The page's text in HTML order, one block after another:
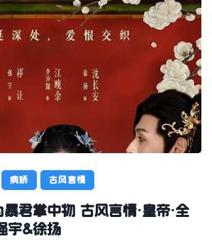
病娇 古风言情
君掌中物 古风言情·皇帝·全
宇&徐扬